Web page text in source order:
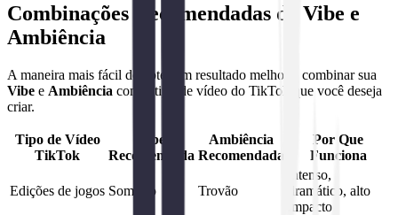
Combinações Recomendadas de Vibe e
Ambiência
A maneira mais fácil de obter um resultado melhor é combinar sua
Vibe e Ambiência com o tipo de vídeo do TikTok que você deseja
criar.
Tipo de Vídeo
TikTok
Vibe
Recomendada
Ambiência
Recomendada
Por Que
Funciona
Edições de jogos Sombrio Trovão
intenso,
dramático, alto
impacto